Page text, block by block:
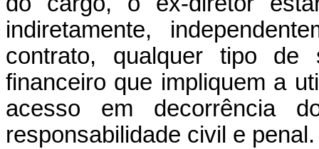
indiretamente,
contrato, qualquer tipo de
financeiro que impliquem a
acesso em decorrência
responsabilidade civil e penal.